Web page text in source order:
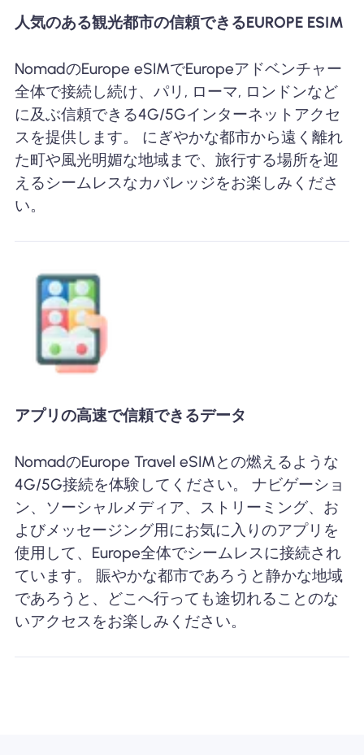
人気のある観光都市の信頼できるEUROPE ESIM
NomadのEurope eSIMでEuropeアドベンチャー
全体で接続し続け、パリ, ローマ, ロンドンなど
に及ぶ信頼できる4G/5Gインターネットアクセ
スを提供します。 にぎやかな都市から遠く離れ
た町や風光明媚な地域まで、旅行する場所を迎
えるシームレスなカバレッジをお楽しみくださ
い。
アプリの高速で信頼できるデータ
NomadのEurope Travel eSIMとの燃えるような
4G/5G接続を体験してください。 ナビゲーショ
ン、ソーシャルメディア、ストリーミング、お
よびメッセージング用にお気に入りのアプリを
使用して、Europe全体でシームレスに接続され
ています。 賑やかな都市であろうと静かな地域
であろうと、どこへ行っても途切れることのな
いアクセスをお楽しみください。